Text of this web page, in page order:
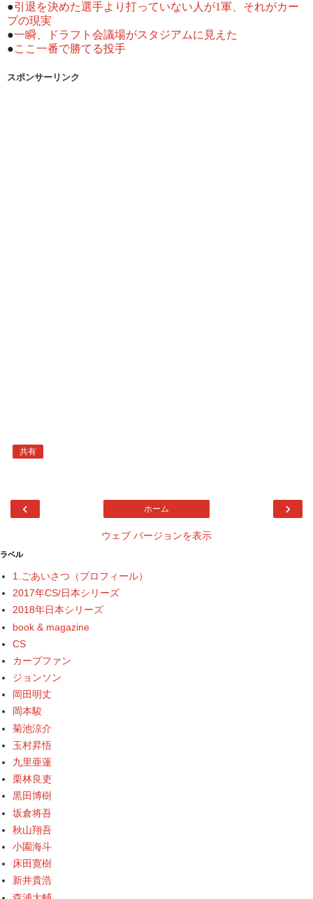
●引退を決めた選手より打っていない人が1軍、それがカー
プの現実
●一瞬、ドラフト会議場がスタジアムに見えた
●ここ一番で勝てる投手
スポンサーリンク
共有
‹ ›
ホーム
ウェブ バージョンを表示
ラベル
1.ごあいさつ（プロフィール）
2017年CS/日本シリーズ
2018年日本シリーズ
book & magazine
CS
カープファン
ジョンソン
岡田明丈
岡本駿
菊池涼介
玉村昇悟
九里亜蓮
栗林良吏
黒田博樹
坂倉将吾
秋山翔吾
小園海斗
床田寛樹
新井貴浩